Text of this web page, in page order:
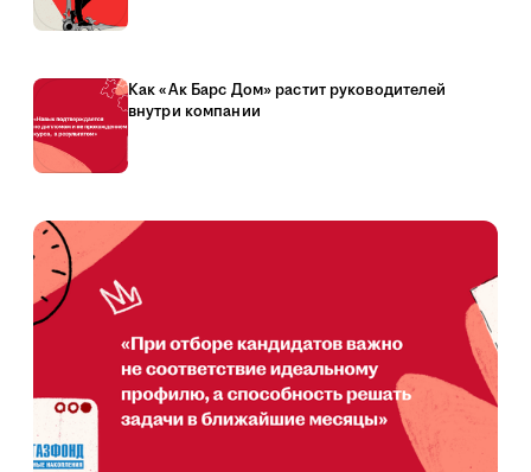
Как «Ак Барс Дом» растит руководителей
внутри компании